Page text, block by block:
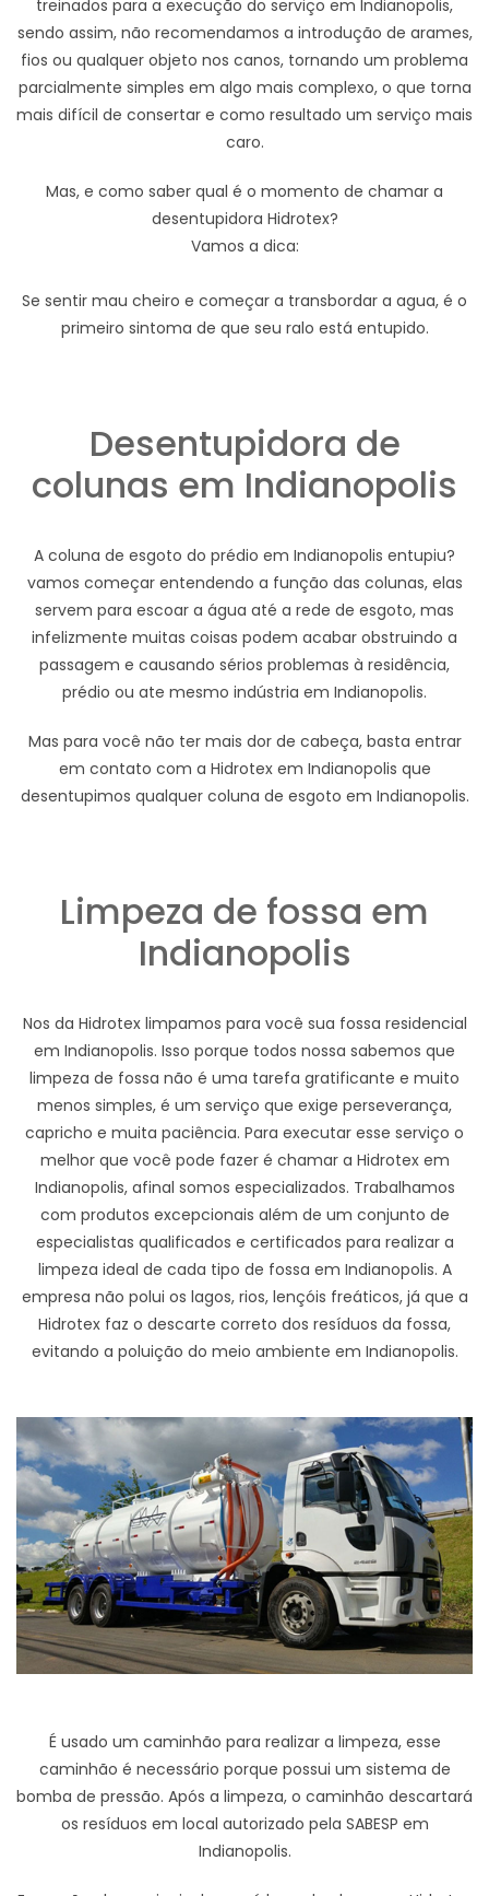
treinados para a execução do serviço em Indianopolis,
sendo assim, não recomendamos a introdução de arames,
fios ou qualquer objeto nos canos, tornando um problema
parcialmente simples em algo mais complexo, o que torna
mais difícil de consertar e como resultado um serviço mais
caro.
Mas, e como saber qual é o momento de chamar a
desentupidora Hidrotex?
Vamos a dica:
Se sentir mau cheiro e começar a transbordar a agua, é o
primeiro sintoma de que seu ralo está entupido.
Desentupidora de
colunas em Indianopolis
A coluna de esgoto do prédio em Indianopolis entupiu?
vamos começar entendendo a função das colunas, elas
servem para escoar a água até a rede de esgoto, mas
infelizmente muitas coisas podem acabar obstruindo a
passagem e causando sérios problemas à residência,
prédio ou ate mesmo indústria em Indianopolis.
Mas para você não ter mais dor de cabeça, basta entrar
em contato com a Hidrotex em Indianopolis que
desentupimos qualquer coluna de esgoto em Indianopolis.
Limpeza de fossa em
Indianopolis
Nos da Hidrotex limpamos para você sua fossa residencial
em Indianopolis. Isso porque todos nossa sabemos que
limpeza de fossa não é uma tarefa gratificante e muito
menos simples, é um serviço que exige perseverança,
capricho e muita paciência. Para executar esse serviço o
melhor que você pode fazer é chamar a Hidrotex em
Indianopolis, afinal somos especializados. Trabalhamos
com produtos excepcionais além de um conjunto de
especialistas qualificados e certificados para realizar a
limpeza ideal de cada tipo de fossa em Indianopolis. A
empresa não polui os lagos, rios, lençóis freáticos, já que a
Hidrotex faz o descarte correto dos resíduos da fossa,
evitando a poluição do meio ambiente em Indianopolis.
É usado um caminhão para realizar a limpeza, esse
caminhão é necessário porque possui um sistema de
bomba de pressão. Após a limpeza, o caminhão descartará
os resíduos em local autorizado pela SABESP em
Indianopolis.